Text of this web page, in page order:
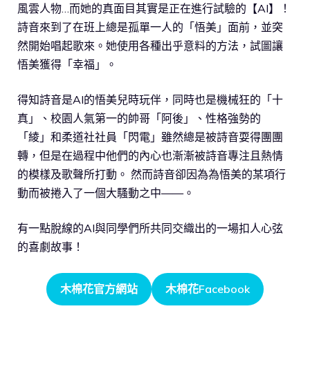
風雲人物…而她的真面目其實是正在進行試驗的【AI】！
詩音來到了在班上總是孤單一人的「悟美」面前，並突
然開始唱起歌來。她使用各種出乎意料的方法，試圖讓
悟美獲得「幸福」。
得知詩音是AI的悟美兒時玩伴，同時也是機械狂的「十
真」、校園人氣第一的帥哥「阿後」、性格強勢的
「綾」和柔道社社員「閃電」雖然總是被詩音耍得團團
轉，但是在過程中他們的內心也漸漸被詩音專注且熱情
的模樣及歌聲所打動。 然而詩音卻因為為悟美的某項行
動而被捲入了一個大騷動之中——。
有一點脫線的AI與同學們所共同交織出的一場扣人心弦
的喜劇故事！
木棉花官方網站 木棉花Facebook